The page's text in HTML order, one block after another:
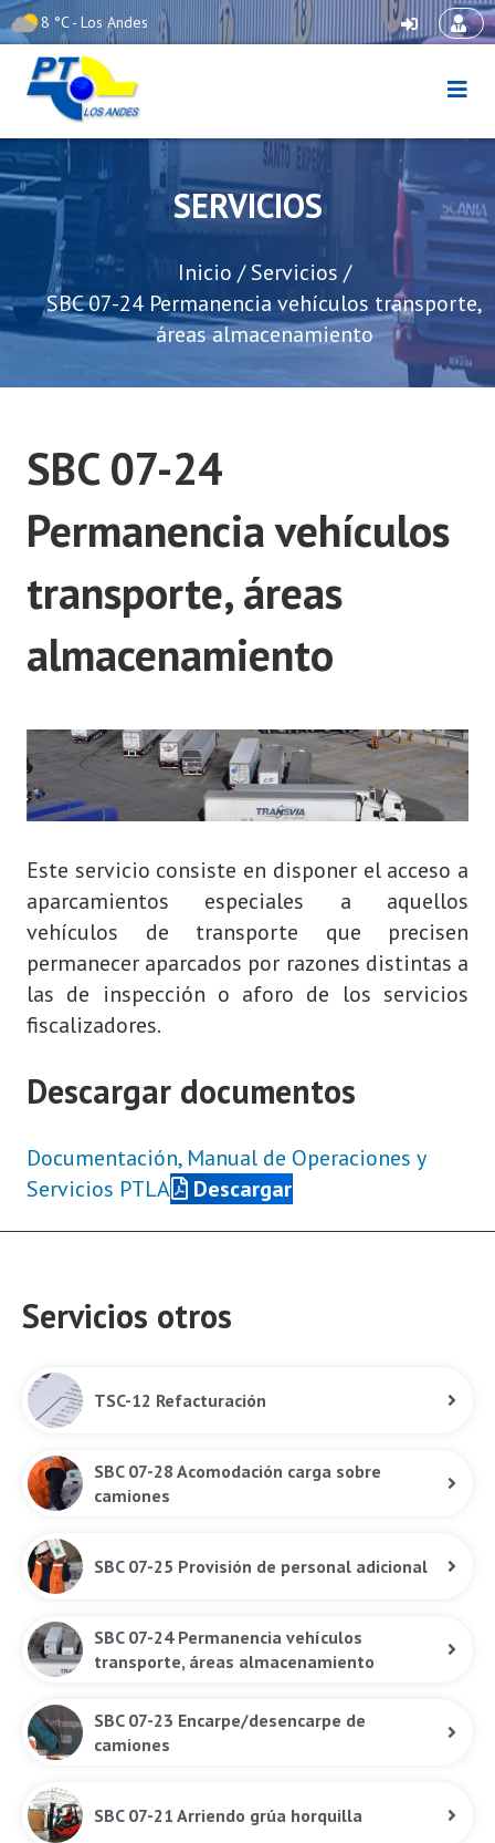
Skip
to
content
8 °C - Los Andes
Puerto Terrestre Los
Andes
SERVICIOS
Inicio / Servicios /
SBC 07-24 Permanencia vehículos transporte,
áreas almacenamiento
SBC 07-24
Permanencia vehículos
transporte, áreas
almacenamiento
Este servicio consiste en disponer el acceso a
aparcamientos especiales a aquellos
vehículos de transporte que precisen
permanecer aparcados por razones distintas a
las de inspección o aforo de los servicios
fiscalizadores.
Descargar documentos
Documentación, Manual de Operaciones y
Servicios PTLA
Descargar
Servicios otros
TSC-12 Refacturación
SBC 07-28 Acomodación carga sobre
camiones
SBC 07-25 Provisión de personal adicional
SBC 07-24 Permanencia vehículos
transporte, áreas almacenamiento
SBC 07-23 Encarpe/desencarpe de
camiones
SBC 07-21 Arriendo grúa horquilla